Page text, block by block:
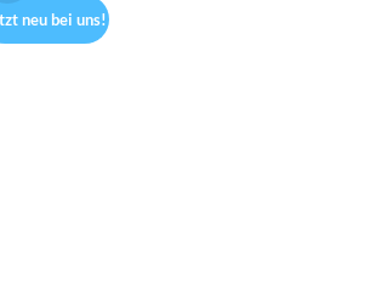
neu bei uns!